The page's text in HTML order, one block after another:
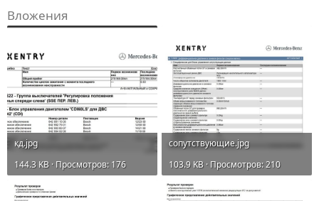
Вложения
кд.jpg
144.3 KB · Просмотров: 176
сопутствующие.jpg
103.9 KB · Просмотров: 210